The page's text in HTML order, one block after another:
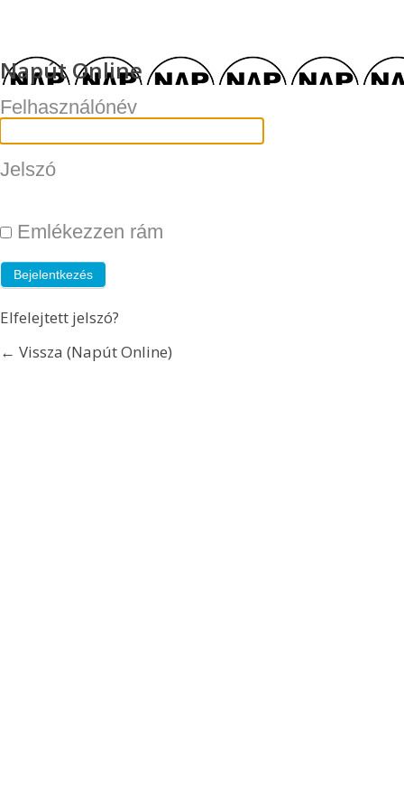
Napút Online
Felhasználónév
Jelszó
Emlékezzen rám
Elfelejtett jelszó?
← Vissza (Napút Online)